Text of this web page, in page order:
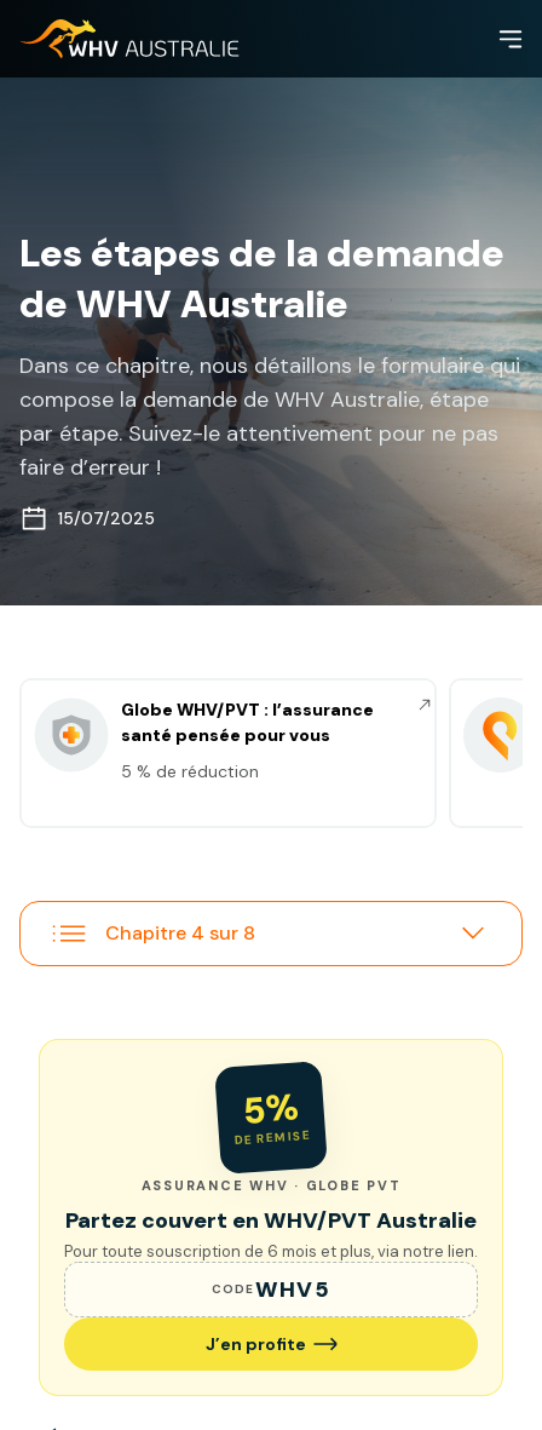
Les étapes de la demande
de WHV Australie
Dans ce chapitre, nous détaillons le formulaire qui
compose la demande de WHV Australie, étape
par étape. Suivez-le attentivement pour ne pas
faire d’erreur !
15/07/2025
Globe WHV/PVT : l’assurance
santé pensée pour vous
5 % de réduction
Chapitre 4 sur 8
5%
DE REMISE
ASSURANCE WHV · GLOBE PVT
Partez couvert en WHV/PVT Australie
Pour toute souscription de 6 mois et plus, via notre lien.
CODEWHV5
J’en profite